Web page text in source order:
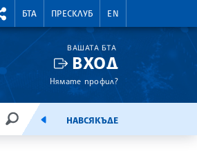
RIGHTMENU.SOCIAL
БТА ПРЕСКЛУБ EN
ВАШАТА БТА
ВХОД
Нямате профил?
ТЪРСЕНЕЕМИСИЯНАВСЯКЪДЕ